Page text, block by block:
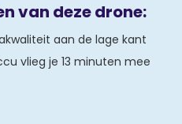
van deze drone:
aan de lage kant
vlieg je 13 minuten mee